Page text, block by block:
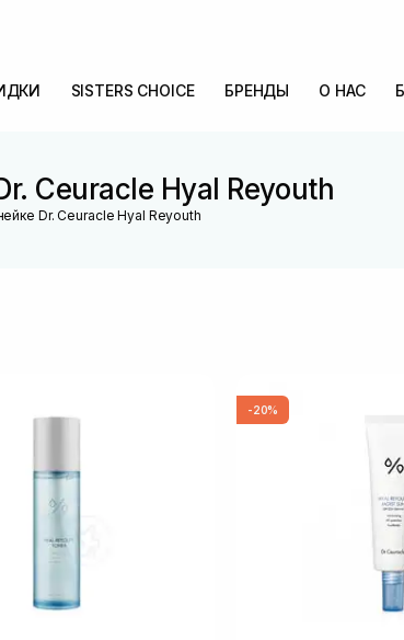
SISTERS CHOICE БРЕНДЫ О НАС
Ceuracle Hyal Reyouth
Dr. Ceuracle Hyal Reyouth
-20%